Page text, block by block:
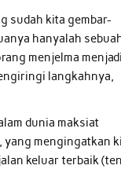
sudah kita gembar-
hanyalah
menjelma
langkahnya,
dunia maksiat
yang mengingatkan
keluar terbaik